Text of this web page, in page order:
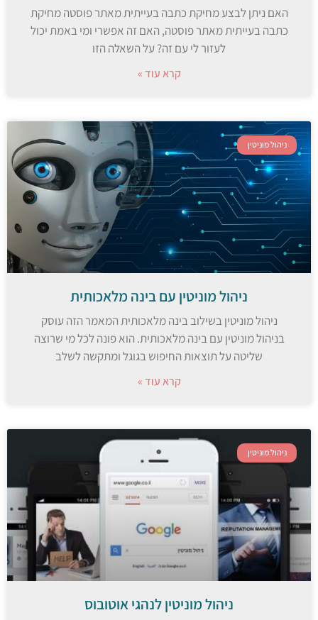
האם ניתן לבצע מחיקת כתבה בעייתית מאתר פוסטה מחיקת
כתבה בעייתית מאתר פוסטה, האם זה אפשרי ומי באמת יכול
לעזור לי עם זה? על השאלה הזו
קרא עוד »
ניהול מוניטין
ניהול מוניטין עם בינה מלאכותית
ניהול מוניטין בשילוב בינה מלאכותית המאמר הזה עוסק
בניהול מוניטין עם בינה מלאכותית. הוא פונה לכל מי שרוצה
שליטה על תוצאות החיפוש בגוגל ומתקשה לשלב
קרא עוד »
ניהול מוניטין
ניהול מוניטין לנהגי אוטובוס